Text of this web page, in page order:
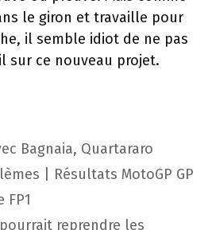
le giron et travaille pour
il semble idiot de ne pas
sur ce nouveau projet.
Bagnaia, Quartararo
| Résultats MotoGP GP
FP1
reprendre les